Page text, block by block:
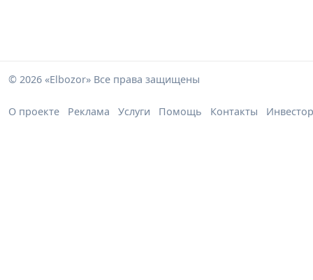
© 2026 «Elbozor» Все права защищены
О проекте Реклама Услуги Помощь Контакты